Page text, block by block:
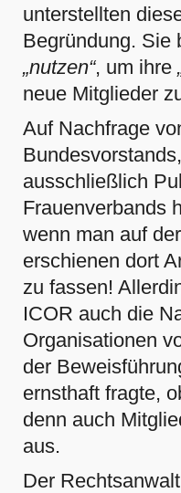
unterstellten
Begründung. Sie
„nutzen“, um ihre
neue Mitglieder
Auf Nachfrage
ausschließlich
Frauen­verbands
wenn man auf
erschienen dort
zu fassen!
ICOR auch die
Organisationen
der
ernsthaft fragte,
denn auch
aus.
Der